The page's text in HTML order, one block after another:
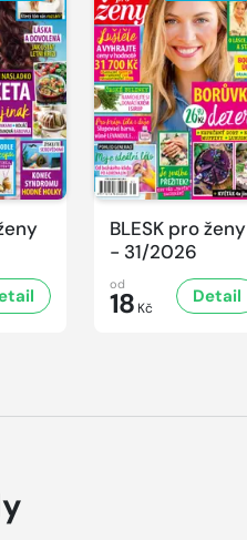
BLESK pro ženy
- 31/2026
od
18 Kč
Detail